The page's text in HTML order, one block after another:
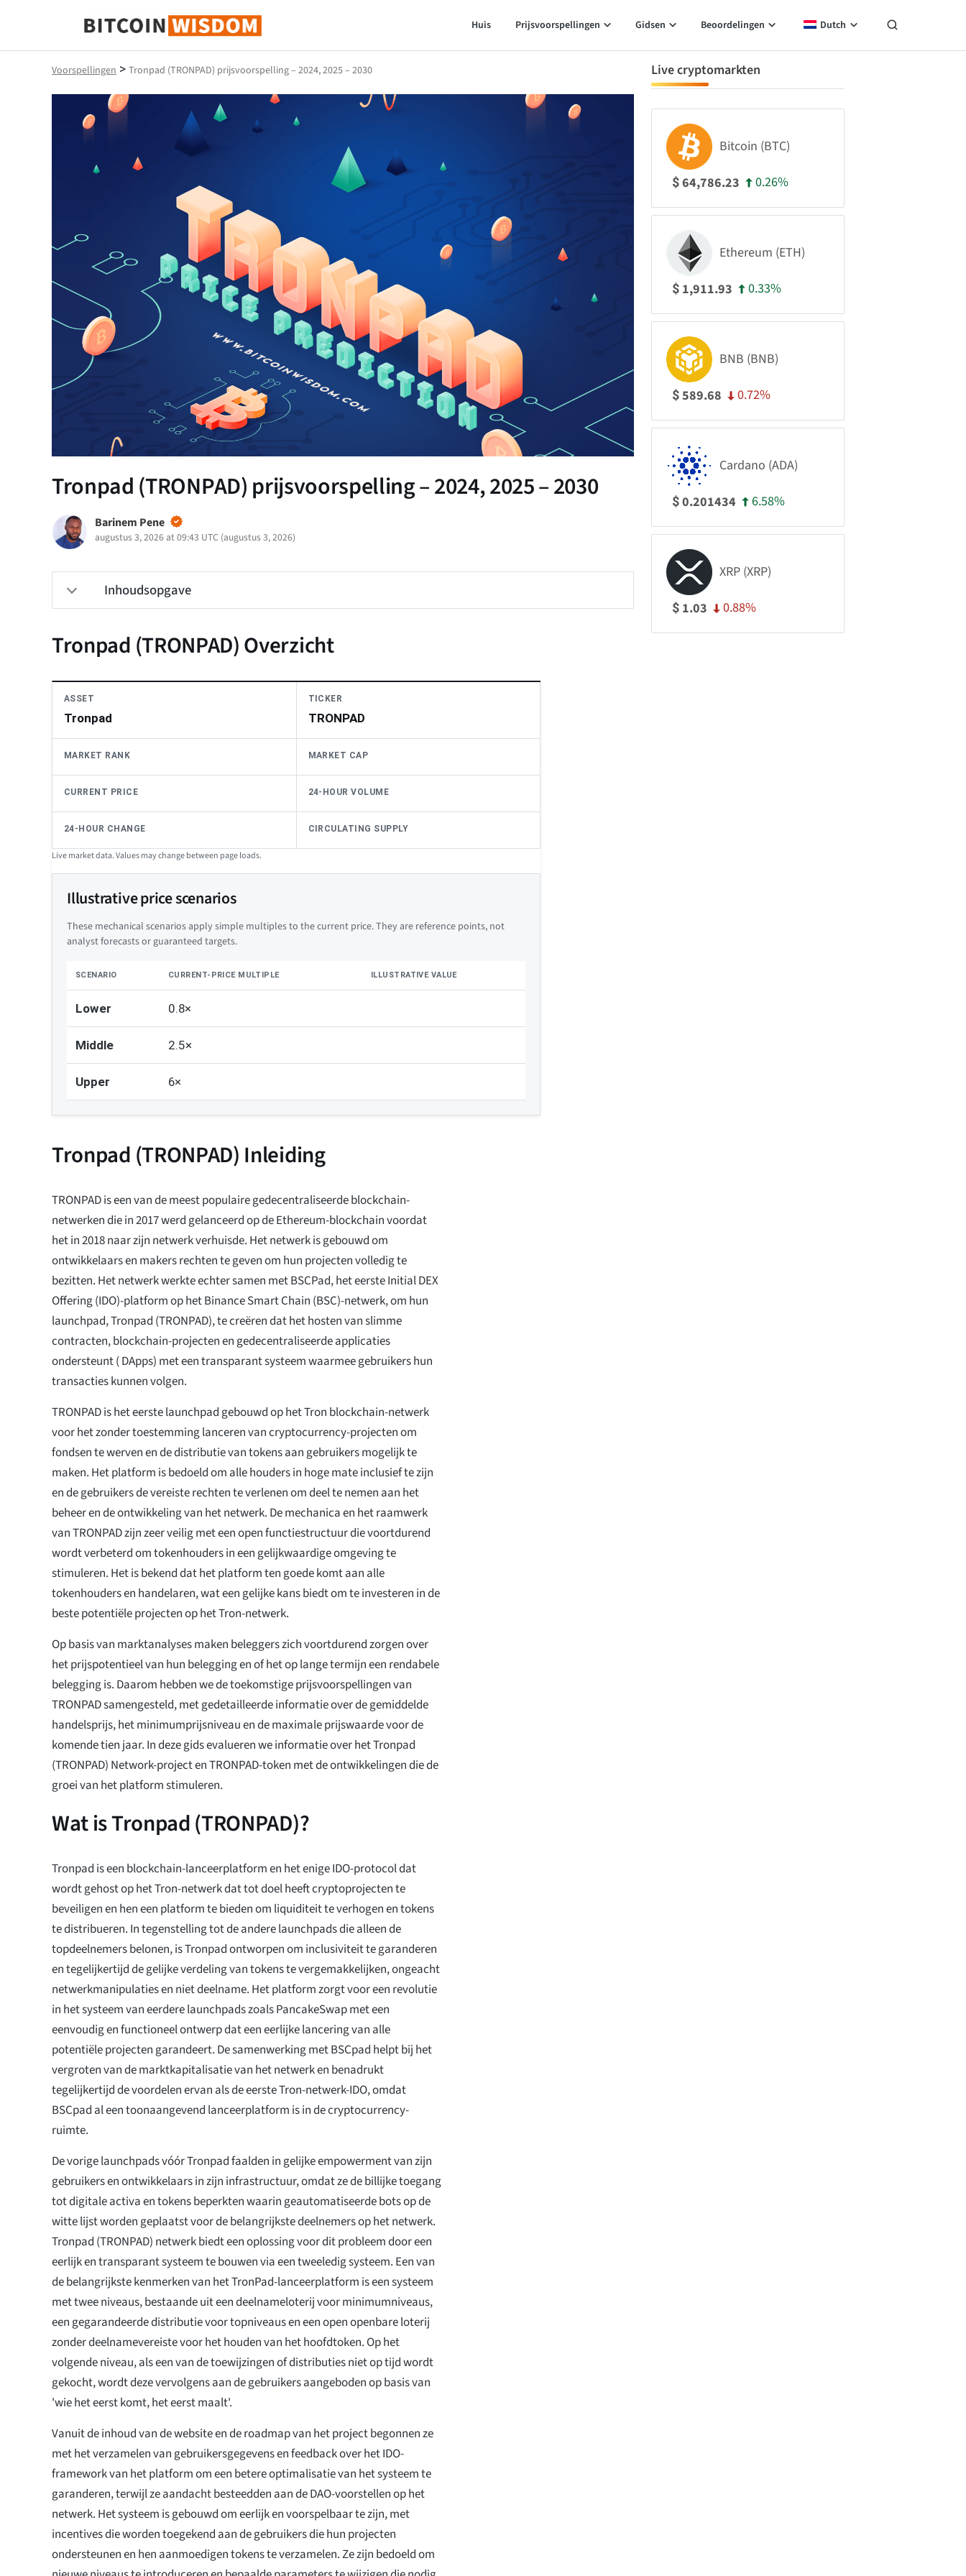
Bitcoin-wijsheid
Huis Prijsvoorspellingen Gidsen Beoordelingen Dutch
Voorspellingen > Tronpad (TRONPAD) prijsvoorspelling – 2024, 2025 – 2030
Tronpad (TRONPAD) prijsvoorspelling – 2024, 2025 – 2030
Barinem Pene
augustus 3, 2026 at 09:43 UTC (augustus 3, 2026)
Inhoudsopgave
Tronpad (TRONPAD) Overzicht
ASSET
Tronpad
TICKER
TRONPAD
MARKET RANK MARKET CAP
CURRENT PRICE 24-HOUR VOLUME
24-HOUR CHANGE CIRCULATING SUPPLY
Live market data. Values may change between page loads.
Illustrative price scenarios
These mechanical scenarios apply simple multiples to the current price. They are reference points, not
analyst forecasts or guaranteed targets.
SCENARIO CURRENT-PRICE MULTIPLE ILLUSTRATIVE VALUE
Lower 0.8×
Middle 2.5×
Upper 6×
Tronpad (TRONPAD) Inleiding
TRONPAD is een van de meest populaire gedecentraliseerde blockchain-
netwerken die in 2017 werd gelanceerd op de Ethereum-blockchain voordat
het in 2018 naar zijn netwerk verhuisde. Het netwerk is gebouwd om
ontwikkelaars en makers rechten te geven om hun projecten volledig te
bezitten. Het netwerk werkte echter samen met BSCPad, het eerste Initial DEX
Offering (IDO)-platform op het Binance Smart Chain (BSC)-netwerk, om hun
launchpad, Tronpad (TRONPAD), te creëren dat het hosten van slimme
contracten, blockchain-projecten en gedecentraliseerde applicaties
ondersteunt ( DApps) met een transparant systeem waarmee gebruikers hun
transacties kunnen volgen.
TRONPAD is het eerste launchpad gebouwd op het Tron blockchain-netwerk
voor het zonder toestemming lanceren van cryptocurrency-projecten om
fondsen te werven en de distributie van tokens aan gebruikers mogelijk te
maken. Het platform is bedoeld om alle houders in hoge mate inclusief te zijn
en de gebruikers de vereiste rechten te verlenen om deel te nemen aan het
beheer en de ontwikkeling van het netwerk. De mechanica en het raamwerk
van TRONPAD zijn zeer veilig met een open functiestructuur die voortdurend
wordt verbeterd om tokenhouders in een gelijkwaardige omgeving te
stimuleren. Het is bekend dat het platform ten goede komt aan alle
tokenhouders en handelaren, wat een gelijke kans biedt om te investeren in de
beste potentiële projecten op het Tron-netwerk.
Op basis van marktanalyses maken beleggers zich voortdurend zorgen over
het prijspotentieel van hun belegging en of het op lange termijn een rendabele
belegging is. Daarom hebben we de toekomstige prijsvoorspellingen van
TRONPAD samengesteld, met gedetailleerde informatie over de gemiddelde
handelsprijs, het minimumprijsniveau en de maximale prijswaarde voor de
komende tien jaar. In deze gids evalueren we informatie over het Tronpad
(TRONPAD) Network-project en TRONPAD-token met de ontwikkelingen die de
groei van het platform stimuleren.
Wat is Tronpad (TRONPAD)?
Tronpad is een blockchain-lanceerplatform en het enige IDO-protocol dat
wordt gehost op het Tron-netwerk dat tot doel heeft cryptoprojecten te
beveiligen en hen een platform te bieden om liquiditeit te verhogen en tokens
te distribueren. In tegenstelling tot de andere launchpads die alleen de
topdeelnemers belonen, is Tronpad ontworpen om inclusiviteit te garanderen
en tegelijkertijd de gelijke verdeling van tokens te vergemakkelijken, ongeacht
netwerkmanipulaties en niet deelname. Het platform zorgt voor een revolutie
in het systeem van eerdere launchpads zoals PancakeSwap met een
eenvoudig en functioneel ontwerp dat een eerlijke lancering van alle
potentiële projecten garandeert. De samenwerking met BSCpad helpt bij het
vergroten van de marktkapitalisatie van het netwerk en benadrukt
tegelijkertijd de voordelen ervan als de eerste Tron-netwerk-IDO, omdat
BSCpad al een toonaangevend lanceerplatform is in de cryptocurrency-
ruimte.
De vorige launchpads vóór Tronpad faalden in gelijke empowerment van zijn
gebruikers en ontwikkelaars in zijn infrastructuur, omdat ze de billijke toegang
tot digitale activa en tokens beperkten waarin geautomatiseerde bots op de
witte lijst worden geplaatst voor de belangrijkste deelnemers op het netwerk.
Tronpad (TRONPAD) netwerk biedt een oplossing voor dit probleem door een
eerlijk en transparant systeem te bouwen via een tweeledig systeem. Een van
de belangrijkste kenmerken van het TronPad-lanceerplatform is een systeem
met twee niveaus, bestaande uit een deelnameloterij voor minimumniveaus,
een gegarandeerde distributie voor topniveaus en een open openbare loterij
zonder deelnamevereiste voor het houden van het hoofdtoken. Op het
volgende niveau, als een van de toewijzingen of distributies niet op tijd wordt
gekocht, wordt deze vervolgens aan de gebruikers aangeboden op basis van
'wie het eerst komt, het eerst maalt'.
Vanuit de inhoud van de website en de roadmap van het project begonnen ze
met het verzamelen van gebruikersgegevens en feedback over het IDO-
framework van het platform om een betere optimalisatie van het systeem te
garanderen, terwijl ze aandacht besteedden aan de DAO-voorstellen op het
netwerk. Het systeem is gebouwd om eerlijk en voorspelbaar te zijn, met
incentives die worden toegekend aan de gebruikers die hun projecten
ondersteunen en hen aanmoedigen tokens te verzamelen. Ze zijn bedoeld om
Live cryptomarkten
Bitcoin (BTC)
$64,786.23 0.26%
Ethereum (ETH)
$ 1,911.93 0.33%
BNB (BNB)
$589.68 0.72%
Cardano (ADA)
$0.201434 6.58%
XRP (XRP)
$ 1.03 0.88%